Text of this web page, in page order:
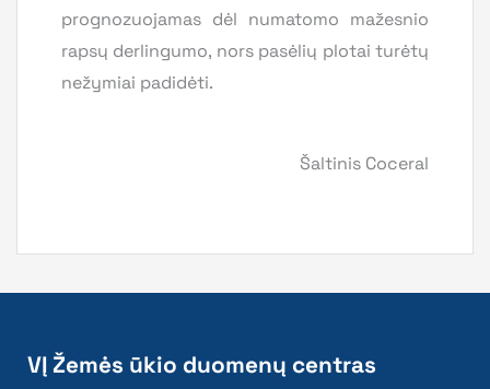
prognozuojamas dėl numatomo mažesnio
rapsų derlingumo, nors pasėlių plotai turėtų
nežymiai padidėti.
Šaltinis Coceral
VĮ Žemės ūkio duomenų centras